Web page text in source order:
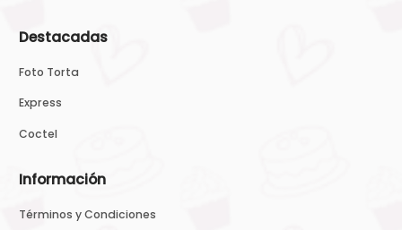
Destacadas
Foto Torta
Express
Coctel
Información
Términos y Condiciones